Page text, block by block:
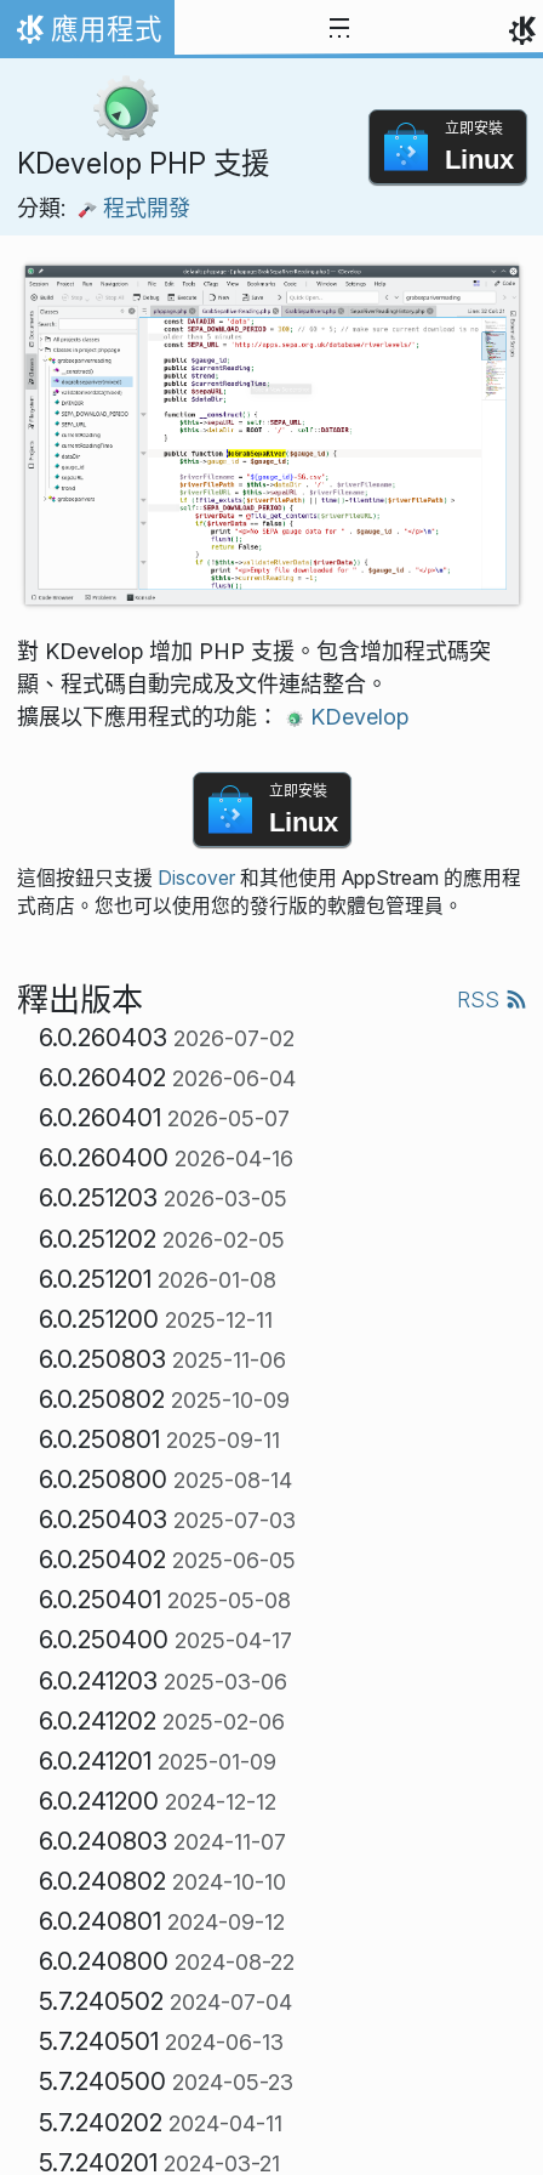
跳到內容
首頁
應用程式
KDevelop PHP 支援
分類: 程式開發
立即安裝
Linux
對 KDevelop 增加 PHP 支援。包含增加程式碼突
顯、程式碼自動完成及文件連結整合。
擴展以下應用程式的功能：
KDevelop
立即安裝
Linux
這個按鈕只支援 Discover和其他使用 AppStream 的應用程
式商店。您也可以使用您的發行版的軟體包管理員。
釋出版本 RSS
6.0.260403 2026-07-02
6.0.260402 2026-06-04
6.0.260401 2026-05-07
6.0.260400 2026-04-16
6.0.251203 2026-03-05
6.0.251202 2026-02-05
6.0.251201 2026-01-08
6.0.251200 2025-12-11
6.0.250803 2025-11-06
6.0.250802 2025-10-09
6.0.250801 2025-09-11
6.0.250800 2025-08-14
6.0.250403 2025-07-03
6.0.250402 2025-06-05
6.0.250401 2025-05-08
6.0.250400 2025-04-17
6.0.241203 2025-03-06
6.0.241202 2025-02-06
6.0.241201 2025-01-09
6.0.241200 2024-12-12
6.0.240803 2024-11-07
6.0.240802 2024-10-10
6.0.240801 2024-09-12
6.0.240800 2024-08-22
5.7.240502 2024-07-04
5.7.240501 2024-06-13
5.7.240500 2024-05-23
5.7.240202 2024-04-11
5.7.240201 2024-03-21